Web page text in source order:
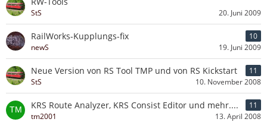
StS 20. Juni 2009
RailWorks-Kupplungs-fix
10
newS
19. Juni 2009
Neue Version von RS Tool TMP und von RS Kickstart
11
StS
10. November 2008
KRS Route Analyzer, KRS Consist Editor und mehr....
11
tm2001
13. April 2008